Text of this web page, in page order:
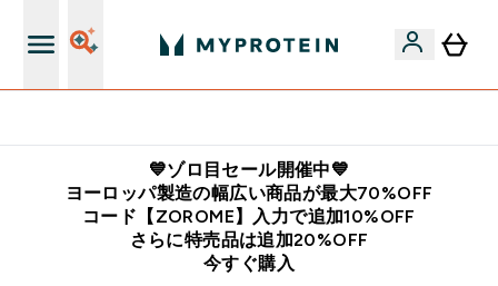
💙ゾロ目セール開催中💙
ヨーロッパ製造の幅広い商品が最大70%OFF
コード【ZOROME】入力で追加10%OFF
さらに特売品は追加20%OFF
今すぐ購入